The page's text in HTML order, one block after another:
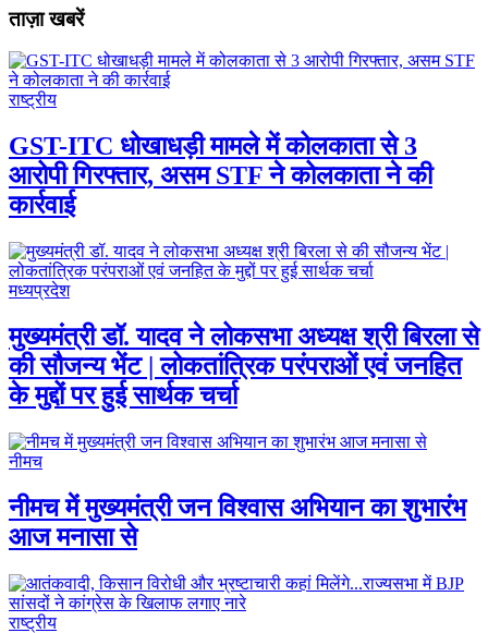
ताज़ा खबरें
राष्ट्रीय
GST-ITC धोखाधड़ी मामले में कोलकाता से 3
आरोपी गिरफ्तार, असम STF ने कोलकाता ने की
कार्रवाई
मध्यप्रदेश
मुख्यमंत्री डॉ. यादव ने लोकसभा अध्यक्ष श्री बिरला से
की सौजन्य भेंट | लोकतांत्रिक परंपराओं एवं जनहित
के मुद्दों पर हुई सार्थक चर्चा
नीमच
नीमच में मुख्यमंत्री जन विश्वास अभियान का शुभारंभ
आज मनासा से
राष्ट्रीय